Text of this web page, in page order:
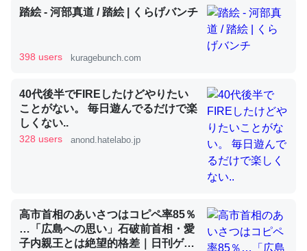
くらい。小説でいう「ずっと前の伏線」は回収されないけ
ど、短期記憶というには多い分量。進化すればするほど分
─GPTの仕組みと限界についての考察（１） - conceptualization
昆虫ってカルシウム少ないのか。知らんかった。調べたら
コオロギのカルシウム分はエビの600分の1程度。
─ニュース :: 【研究発表】昆虫学の大問題＝「昆虫はなぜ海にいな
踏絵 - 河部真道 / 踏絵 | くらげバンチ
398 users kuragebunch.com
40代後半でFIREしたけどやりたい
ことがない。 毎日遊んでるだけで楽
しくない..
328 users anond.hatelabo.jp
高市首相のあいさつはコピペ率85％
…「広島への思い」石破前首相・愛
子内親王とは絶望的格差｜日刊ゲン